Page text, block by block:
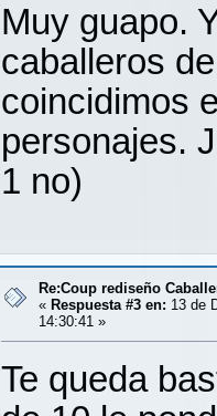
Muy guapo.
caballeros
coincidimos
personajes.
1 no)
Re:Coup rediseño
« Respuesta #3 en: 13 de
14:30:41 »
Te queda